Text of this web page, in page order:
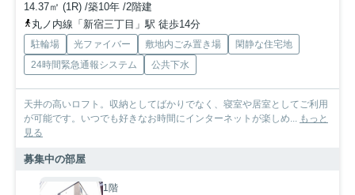
14.37㎡ (1R) /築10年 /2階建
丸ノ内線「新宿三丁目」駅 徒歩14分
駐輪場 光ファイバー 敷地内ごみ置き場
閑静な住宅地
24時間緊急通報システム
公共下水
天井の高いロフト。収納としてばかりでなく、寝室や居室としてご利用
が可能です。いつでも好きなお時間にインターネットが楽しめ... もっと
見る
募集中の部屋
1階